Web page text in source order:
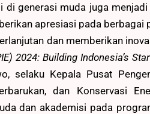
di generasi muda juga
apresiasi pada berbagai
dan memberikan
2024: Building Indonesia’s
selaku Kepala Pusat
dan Konservasi
dan akademisi pada